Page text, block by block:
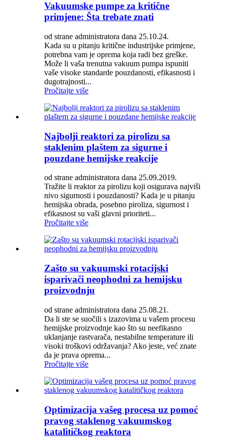
Vakuumske pumpe za kritične
primjene: Šta trebate znati
od strane administratora dana 25.10.24.
Kada su u pitanju kritične industrijske primjene,
potrebna vam je oprema koja radi bez greške.
Može li vaša trenutna vakuum pumpa ispuniti
vaše visoke standarde pouzdanosti, efikasnosti i
dugotrajnosti...
Pročitajte više
Najbolji reaktori za pirolizu sa
staklenim plaštem za sigurne i
pouzdane hemijske reakcije
od strane administratora dana 25.09.2019.
Tražite li reaktor za pirolizu koji osigurava najviši
nivo sigurnosti i pouzdanosti? Kada je u pitanju
hemijska obrada, posebno piroliza, sigurnost i
efikasnost su vaši glavni prioriteti...
Pročitajte više
Zašto su vakuumski rotacijski
isparivači neophodni za hemijsku
proizvodnju
od strane administratora dana 25.08.21.
Da li ste se suočili s izazovima u vašem procesu
hemijske proizvodnje kao što su neefikasno
uklanjanje rastvarača, nestabilne temperature ili
visoki troškovi održavanja? Ako jeste, već znate
da je prava oprema...
Pročitajte više
Optimizacija vašeg procesa uz pomoć
pravog staklenog vakuumskog
katalitičkog reaktora